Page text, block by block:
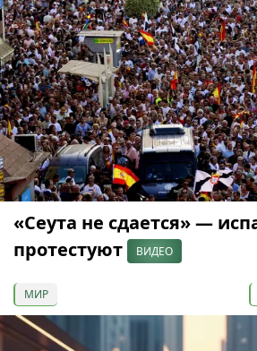
«Сеута не сдается» —
протестуют
ВИДЕО
МИР